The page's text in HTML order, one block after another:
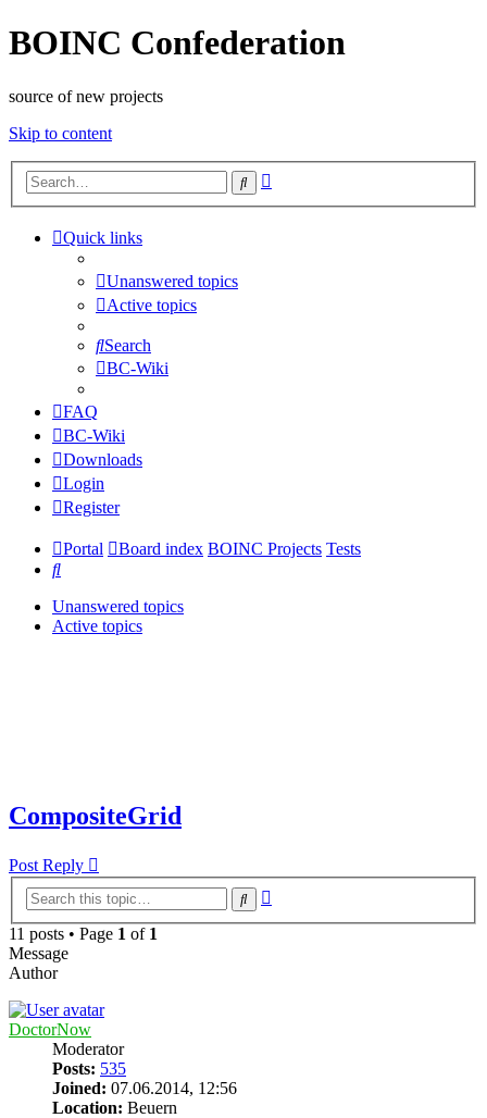
BOINC Confederation
source of new projects
Skip to content
Search
Quick links
Unanswered topics
Active topics
Search
BC-Wiki
FAQ
BC-Wiki
Downloads
Login
Register
Portal Board index BOINC Projects Tests
Search
Unanswered topics
Active topics
CompositeGrid
Post Reply
Search
11 posts • Page 1 of 1
Message
Author
DoctorNow
Moderator
Posts: 535
Joined: 07.06.2014, 12:56
Location: Beuern